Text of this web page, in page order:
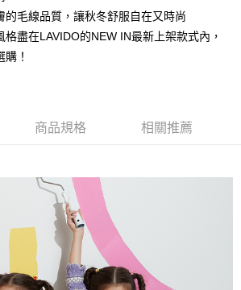
」等通路繳費。
務購買商品或服務，並由商店將買賣／分期付款
期帳單所需資料之確認、核對及更正。
詳閱以下連結：https://oppay.tw/userRule
含以上)免運費
含以上)免運費
的毛線品質，讓秋冬舒服自在又時尚
盡在LAVIDO的NEW IN最新上架款式內，
！
商品規格 相關推薦